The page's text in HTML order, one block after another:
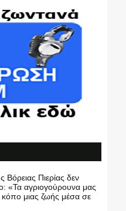
Βόρειας Πιερίας δεν
«Τα αγριογούρουνα μας
κόπο μιας ζωής μέσα σε